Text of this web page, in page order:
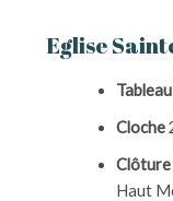
Eglise
Tableau
Cloche
Clôture
Haut